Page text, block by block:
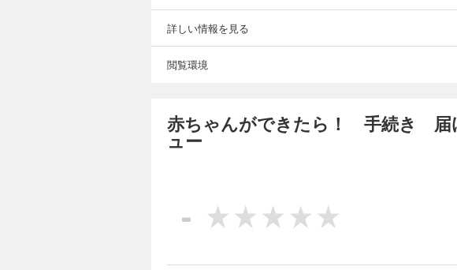
◆手続きだけでもらえるお金
３カ月で１０万円貯めるた
詳しい情報を見る
閲覧環境
赤ちゃんができたら！ 手続き 届
ュー
-